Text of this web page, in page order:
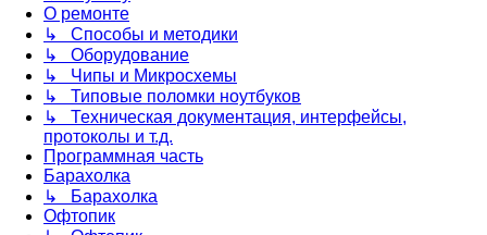
О ремонте
↳ Способы и методики
↳ Оборудование
↳ Чипы и Микросхемы
↳ Типовые поломки ноутбуков
↳ Техническая документация, интерфейсы,
протоколы и т.д.
Программная часть
Барахолка
↳ Барахолка
Офтопик